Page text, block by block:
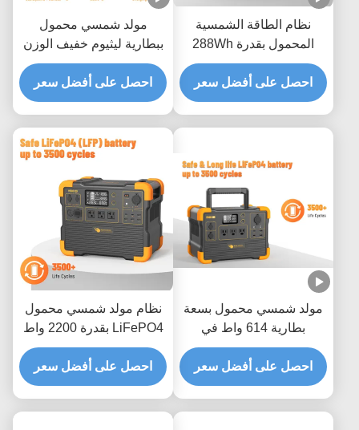
نظام الطاقة الشمسية
المحمول بقدرة 288Wh
3500 عملية إعادة تدوير
وضمان لمدة عام واحد
احصل على أفضل سعر
مولد شمسي محمول
ببطارية ليثيوم خفيف الوزن
مع عاكس موجة جيبية نقية
2200 واط ووقت شحن
ساعتين
احصل على أفضل سعر
مولد شمسي محمول بسعة
بطارية 614 واط في
الساعة، وعمر بطارية 3500
دورة، وضمان لمدة سنة
واحدة
احصل على أفضل سعر
نظام مولد شمسي محمول
LiFePO4 بقدرة 2200 واط
مع 3500 دورة وإعادة تدوير
وشحن سريع لمدة ساعتين
احصل على أفضل سعر